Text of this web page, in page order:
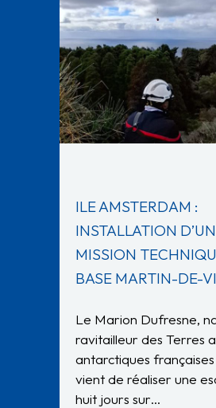
ILE AMSTERDAM :
INSTALLATION
MISSION
BASE MARTIN-DE-
Le Marion Dufresne,
ravitailleur des Terres
antarctiques françaises
vient de réaliser une
huit jours sur…